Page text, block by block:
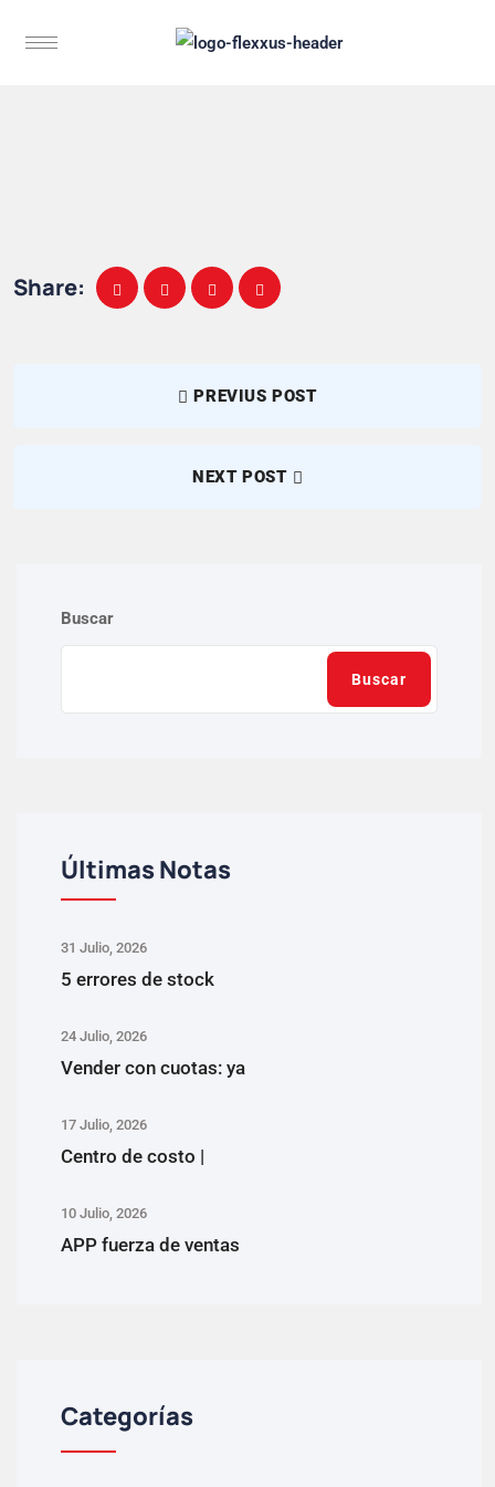
Share:
PREVIUS POST
NEXT POST
Buscar
Buscar
Últimas Notas
31 Julio, 2026
5 errores de stock
24 Julio, 2026
Vender con cuotas: ya
17 Julio, 2026
Centro de costo |
10 Julio, 2026
APP fuerza de ventas
Categorías